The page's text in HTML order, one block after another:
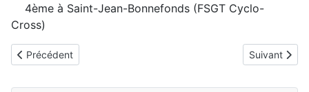
4ème à Saint-Jean-Bonnefonds (FSGT Cyclo-
Cross)
Article précédent : DEPERIER Gaston
Précédent Article
Suivant